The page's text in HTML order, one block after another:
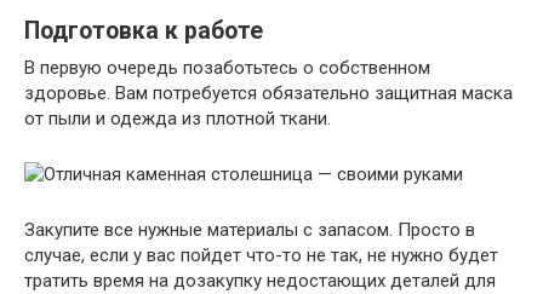
Подготовка к работе
В первую очередь позаботьтесь о собственном
здоровье. Вам потребуется обязательно защитная маска
от пыли и одежда из плотной ткани.
Закупите все нужные материалы с запасом. Просто в
случае, если у вас пойдет что-то не так, не нужно будет
тратить время на дозакупку недостающих деталей для